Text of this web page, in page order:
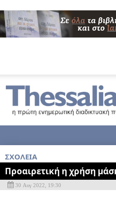
ΣΧΟΛΕΙΑ
Προαιρετική η χρήση
30 Αυγ 2022, 19:30